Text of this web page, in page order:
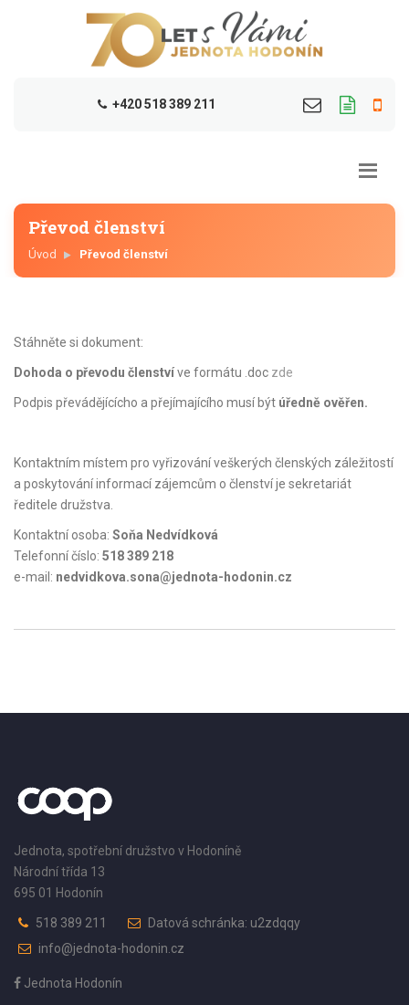
+420 518 389 211
Převod členství
Úvod Převod členství
Stáhněte si dokument:
Dohoda o převodu členstvíve formátu .doc zde
Podpis převádějícícho a přejímajícího musí být úředně ověřen.
Kontaktním místem pro vyřizování veškerých členských záležitostí
a poskytování informací zájemcům o členství je sekretariát
ředitele družstva.
Kontaktní osoba: Soňa Nedvídková
Telefonní číslo: 518 389 218
e-mail: nedvidkova.sona@jednota-hodonin.cz
Jednota, spotřební družstvo v Hodoníně
Národní třída 13
695 01 Hodonín
518 389 211
Datová schránka: u2zdqqy
info@jednota-hodonin.cz
Jednota Hodonín